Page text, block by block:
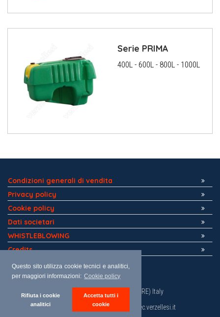
Questo sito utilizza cookie tecnici e analitici,
per maggiori informazioni: Cookie policy
Rifiuta i cookie
analitici
Accetta tutti i
cookie
Serie PRIMA
400L - 600L - 800L - 1000L
Condizioni generali di vendita
Privacy policy
Cookie policy
Dati societari
WHISTLEBLOWING
Credits
Via Zuccardi, 20/22 • 42012 Campagnola Emilia (RE) Italy
Tel : +39 0522 652850 • Fax: +39 0522 652818
Email: verzellesi@verzellesi.it • PEC: verzellesi@pec.verzellesi.it